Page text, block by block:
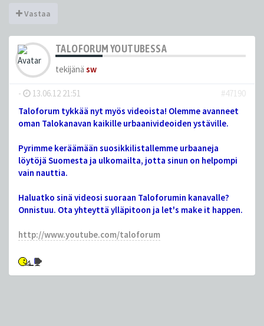
Vastaa
TALOFORUM YOUTUBESSA
tekijänä sw
- 13.06.12 21:51
#47190
Taloforum tykkää nyt myös videoista! Olemme avanneet
oman Talokanavan kaikille urbaanivideoiden ystäville.
Pyrimme keräämään suosikkilistallemme urbaaneja
löytöjä Suomesta ja ulkomailta, jotta sinun on helpompi
vain nauttia.
Haluatko sinä videosi suoraan Taloforumin kanavalle?
Onnistuu. Ota yhteyttä ylläpitoon ja let's make it happen.
http://www.youtube.com/taloforum